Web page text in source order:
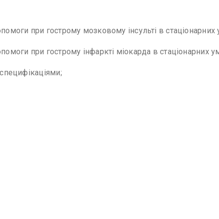
при гострому мозковому інсульті в
при гострому інфаркті міокарда в стаціонарних